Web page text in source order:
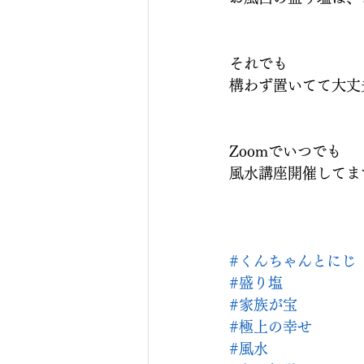
それでも
構わず置いてて大丈
Zoomでいつでも
風水講座開催してま
#くんちゃんとにじ
#盛り塩
#家族が宝
#極上の幸せ
#風水